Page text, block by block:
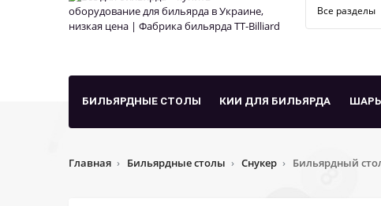
БИЛЬЯРДНЫЕ СТОЛЫ КИИ ДЛЯ БИЛЬЯРДА
Главная Бильярдные столы Снукер Бильярдный